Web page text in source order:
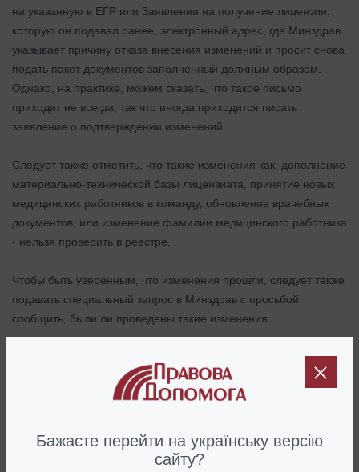
на указанную в ЕГР или Заявлении на получение лицензии,
которую он подавал ранее, электронный адрес, где Минздрав
указывает причину отказа внесения изменений и просит снова
подать пакет документов заполненный должным образом.
Однако, на практике, можем сказать, что такое письмо
приходит не всегда, так что иногда приходится писать
заявление о подтверждении изменений.
Следует также отметить, что такие изменения как: дополнение
материально-технической базы лицензиата, принятие новых
медицинских работников в команду, обновление врачебных
документов, или изменение фамилии медицинского работника
- нельзя проверить в реестре.
Чтобы быть уверенным, что изменения прошли, следует также
подавать специальный запрос в Минздрав с просьбой
сообщить, были ли проведены такие изменения.
Внесение изменений в медицинскую лицензию
изменениях в лицензии
Бажаєте перейти на українську версію
сайту?